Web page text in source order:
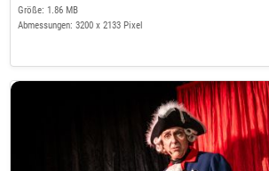
Größe: 1.86 MB
Abmessungen: 3200 x 2133 Pixel